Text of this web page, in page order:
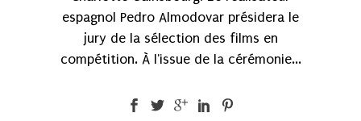
espagnol Pedro Almodovar présidera le
jury de la sélection des films en
compétition. À l'issue de la cérémonie...